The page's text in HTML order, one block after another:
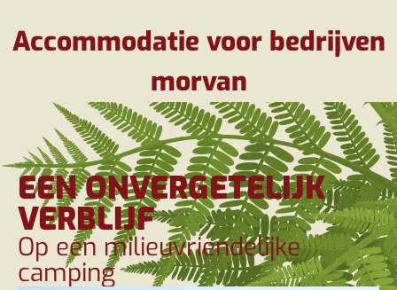
Accommodatie voor bedrijven
morvan
EEN ONVERGETELIJK
VERBLIJF
Op een milieuvriendelijke
camping